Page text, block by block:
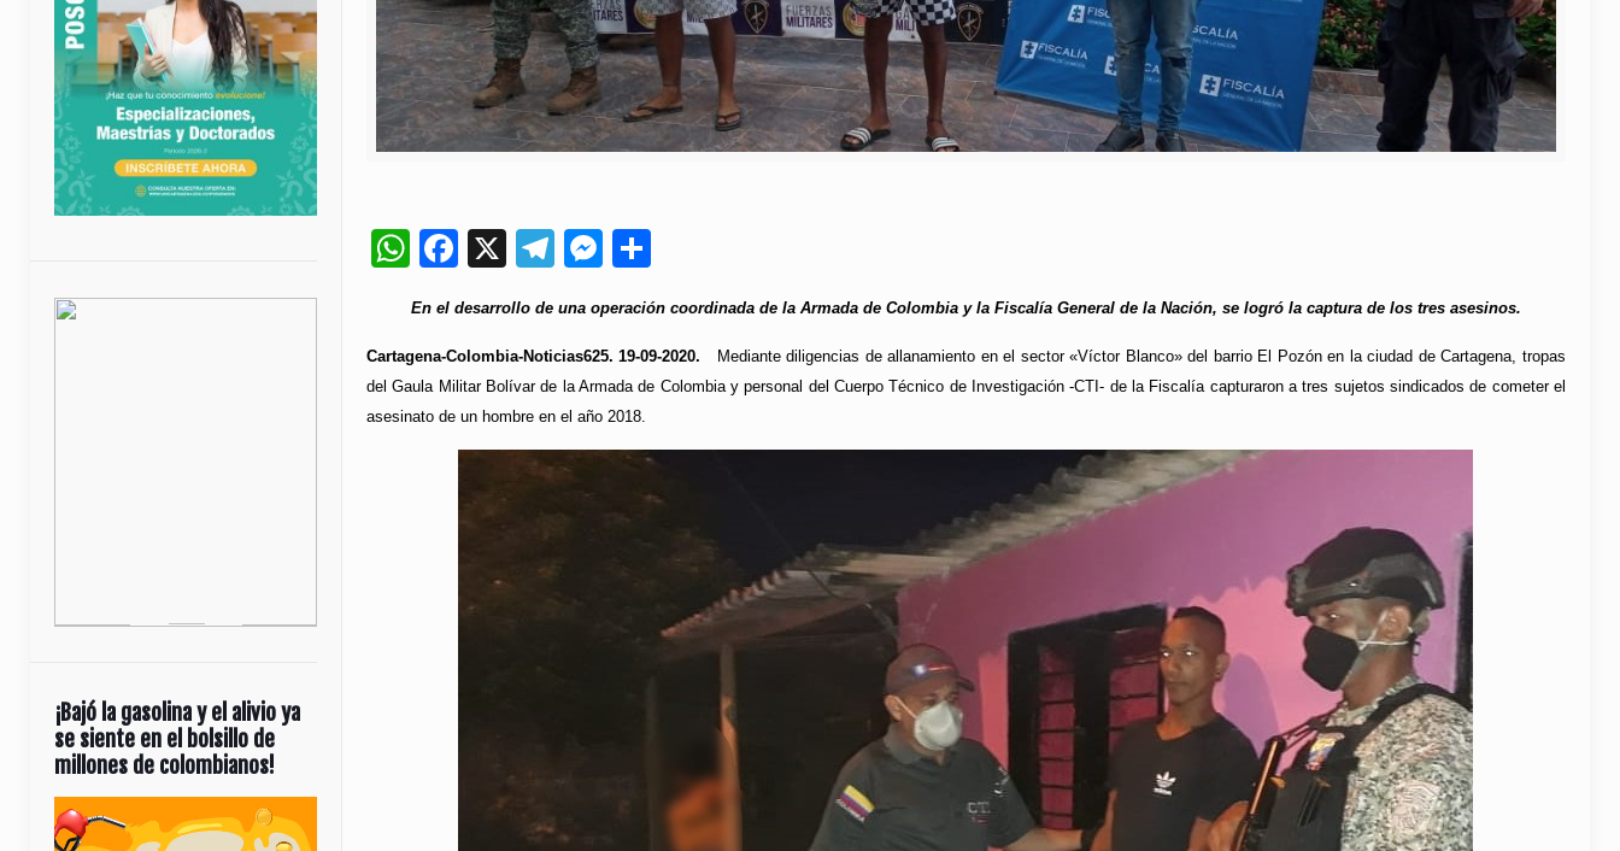
WhatsApp
Facebook
X Telegram
Messenger
En el desarrollo de una operación coordinada de la Armada de Colombia y la Fiscalía General de la Nación, se logró la captura de los tres asesinos.
Cartagena-Colombia-Noticias625. 19-09-2020. Mediante diligencias de allanamiento en el sector «Víctor Blanco» del barrio El Pozón en la ciudad de Cartagena, tropas
del Gaula Militar Bolívar de la Armada de Colombia y personal del Cuerpo Técnico de Investigación -CTI- de la Fiscalía capturaron a tres sujetos sindicados de cometer el
asesinato de un hombre en el año 2018.
¡Bajó la gasolina y el alivio ya
se siente en el bolsillo de
millones de colombianos!
Reproductor
de